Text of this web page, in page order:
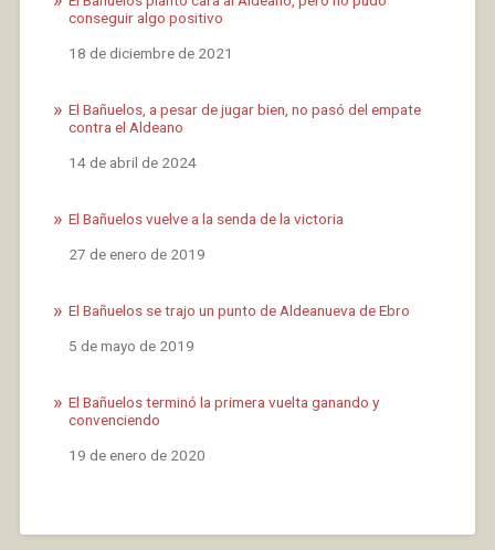
conseguir algo positivo
Fecha
18 de diciembre de 2021
El Bañuelos, a pesar de jugar bien, no pasó del empate
contra el Aldeano
Fecha
14 de abril de 2024
El Bañuelos vuelve a la senda de la victoria
Fecha
27 de enero de 2019
El Bañuelos se trajo un punto de Aldeanueva de Ebro
Fecha
5 de mayo de 2019
El Bañuelos terminó la primera vuelta ganando y
convenciendo
Fecha
19 de enero de 2020